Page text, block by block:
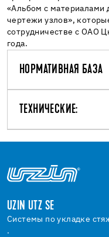
«Альбом с материалами
чертежи узлов»,
сотрудничестве с ОАО
года.
НОРМАТИВНАЯ БАЗА
ТЕХНИЧЕСКИЕ:
UZIN UTZ SE
Системы по укладке
.